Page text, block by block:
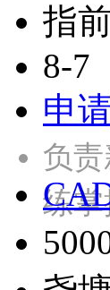
指
8-7
申
负
练